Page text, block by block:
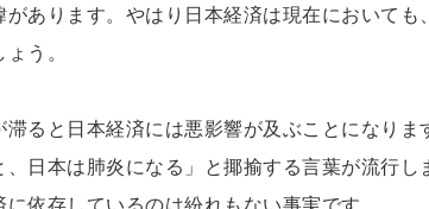
あります。やはり日本経済は現在においても
う。
ると日本経済には悪影響が及ぶことになりま
日本は肺炎になる」と揶揄する言葉が流行し
依存しているのは紛れもない事実です。